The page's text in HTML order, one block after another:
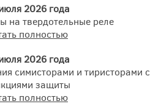
2026 года
на твердотельные реле
полностью
2026 года
симисторами и тиристорами с
защиты
полностью